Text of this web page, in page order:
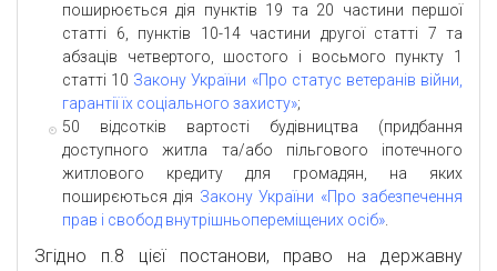
поширюється дія пунктів 19 та 20 частини першої
статті 6, пунктів 10-14 частини другої статті 7 та
абзаців четвертого, шостого і восьмого пункту 1
статті 10 Закону України «Про статус ветеранів війни,
гарантії їх соціального захисту»;
50 відсотків вартості будівництва (придбання
доступного житла та/або пільгового іпотечного
житлового кредиту для громадян, на яких
поширєються дія Закону України «Про забезпечення
прав і свобод внутрішньопереміщених осіб»
Згідно п.8 цієї постанови, право на державну